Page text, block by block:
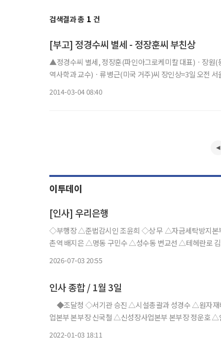
검색결과 총 1 건
[부고] 정경수씨 별세 - 정장훈씨 부친상
▲정경수씨 별세, 정장훈(파인아그로케미칼 대표)ㆍ장원
역사학과 교수)ㆍ류병근(미국 거주)씨 장인상=3일 오전
2014-03-04 08:40
이투데이
[인사] 우리은행
◇부행장 △준법감시인 조윤희 ◇상 무 △자금세탁방지본부 이준구 ◇소속장 □ 금융센터 지점장 대우 △동소문로 김홍균 △둔
촌역 배지은 △명동 구민수 △성수동 변교선 △테헤란로
2026-07-03 20:55
인사 종합 / 1월 3일
◆조달청 ◇서기관 승진 △시설총괄과 성경수 △원자
업본부 본부장 신국철 △신성장사업본부 본부장 정운호
2022-01-03 18:11